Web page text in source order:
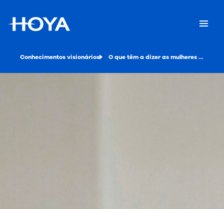
Conhecimentos visionários O que têm a dizer as mulheres condutoras acerca dos problemas de visão - o que podemos aprender?